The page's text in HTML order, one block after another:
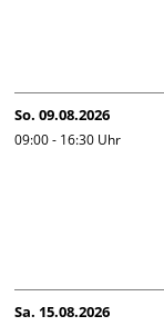
So. 09.08.2026
09:00 - 16:30 Uhr
Sa. 15.08.2026